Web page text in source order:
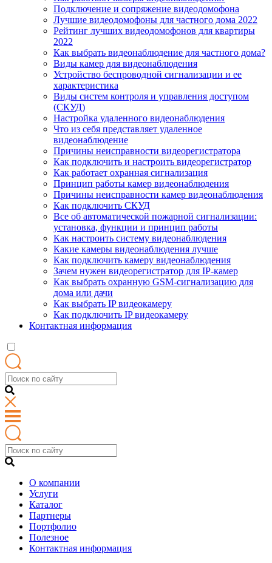
Подключение и сопряжение видеодомофона
Лучшие видеодомофоны для частного дома 2022
Рейтинг лучших видеодомофонов для квартиры
2022
Как выбрать видеонаблюдение для частного дома?
Виды камер для видеонаблюдения
Устройство беспроводной сигнализации и ее
характеристика
Виды систем контроля и управления доступом
(СКУД)
Настройка удаленного видеонаблюдения
Что из себя представляет удаленное
видеонаблюдение
Причины неисправности видеорегистратора
Как подключить и настроить видеорегистратор
Как работает охранная сигнализация
Принцип работы камер видеонаблюдения
Причины неисправности камер видеонаблюдения
Как подключить СКУД
Все об автоматической пожарной сигнализации:
установка, функции и принцип работы
Как настроить систему видеонаблюдения
Какие камеры видеонаблюдения лучше
Как подключить камеру видеонаблюдения
Зачем нужен видеорегистратор для IP-камер
Как выбрать охранную GSM-сигнализацию для
дома или дачи
Как выбрать IP видеокамеру
Как подключить IP видеокамеру
Контактная информация
О компании
Услуги
Каталог
Партнеры
Портфолио
Полезное
Контактная информация